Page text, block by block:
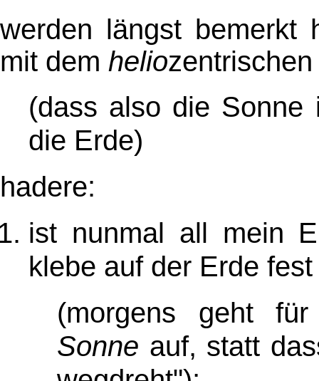
werden längst bemerkt
mit dem helio
(dass also die Sonne
die Erde)
hadere:
ist nunmal all mein
klebe auf der Erde fest
(morgens geht
Sonne auf, statt